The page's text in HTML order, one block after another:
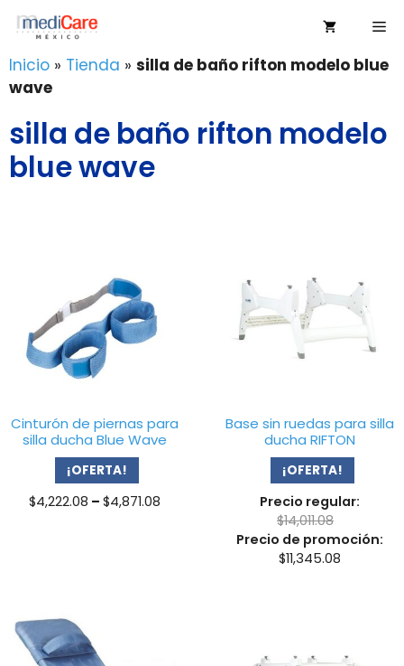
Saltar
contenido
Inicio » Tienda » silla de baño rifton modelo blue
wave
silla de baño rifton modelo
blue wave
Cinturón de piernas para
silla ducha Blue Wave
¡OFERTA!
$4,222.08 – $4,871.08Price
Base sin ruedas para silla
ducha RIFTON
¡OFERTA!
Precio regular:
$14,011.08
Precio de promoción:
$11,345.08